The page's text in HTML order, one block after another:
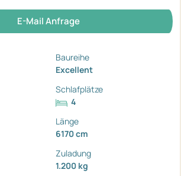
E-Mail Anfrage
Baureihe
Excellent
Schlafplätze
4
Länge
6170 cm
Zuladung
1.200 kg